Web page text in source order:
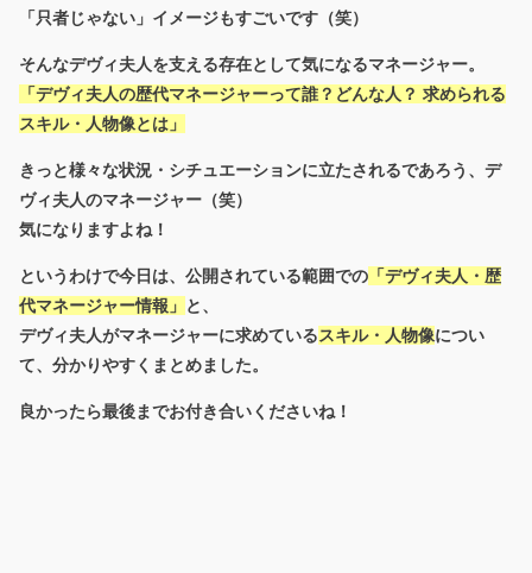
「只者じゃない」イメージもすごいです（笑）
そんなデヴィ夫人を支える存在として気になるマネージャー。
「デヴィ夫人の歴代マネージャーって誰？どんな人？ 求められる
スキル・人物像とは」
きっと様々な状況・シチュエーションに立たされるであろう、デ
ヴィ夫人のマネージャー（笑）
気になりますよね！
というわけで今日は、公開されている範囲での 「デヴィ夫人・歴
代マネージャー情報」 と、
デヴィ夫人がマネージャーに求めているスキル・人物像につい
て、分かりやすくまとめました。
良かったら最後までお付き合いくださいね！